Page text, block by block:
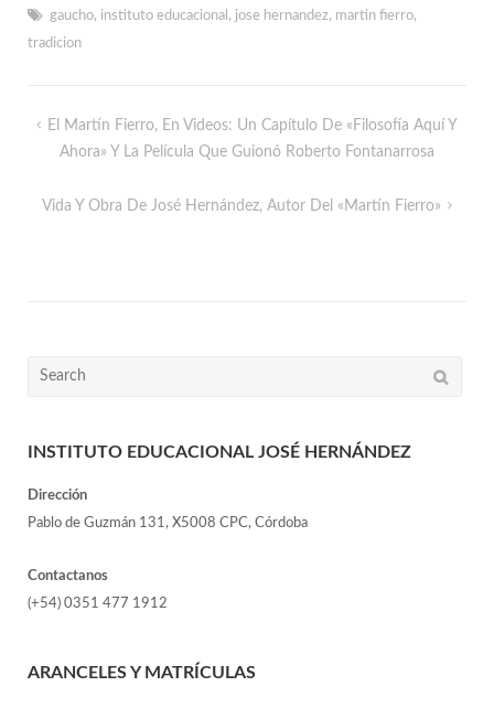
gaucho, instituto educacional , jose hernandez, martin fierro,
tradicion
El Martín Fierro, En Videos: Un Capítulo De «Filosofía Aquí Y
Ahora» Y La Película Que Guionó Roberto Fontanarrosa
Vida Y Obra De José Hernández, Autor Del «Martín Fierro»
INSTITUTO EDUCACIONAL JOSÉ HERNÁNDEZ
Dirección
Pablo de Guzmán 131, X5008 CPC, Córdoba
Contactanos
(+54) 0351 477 1912
ARANCELES Y MATRÍCULAS